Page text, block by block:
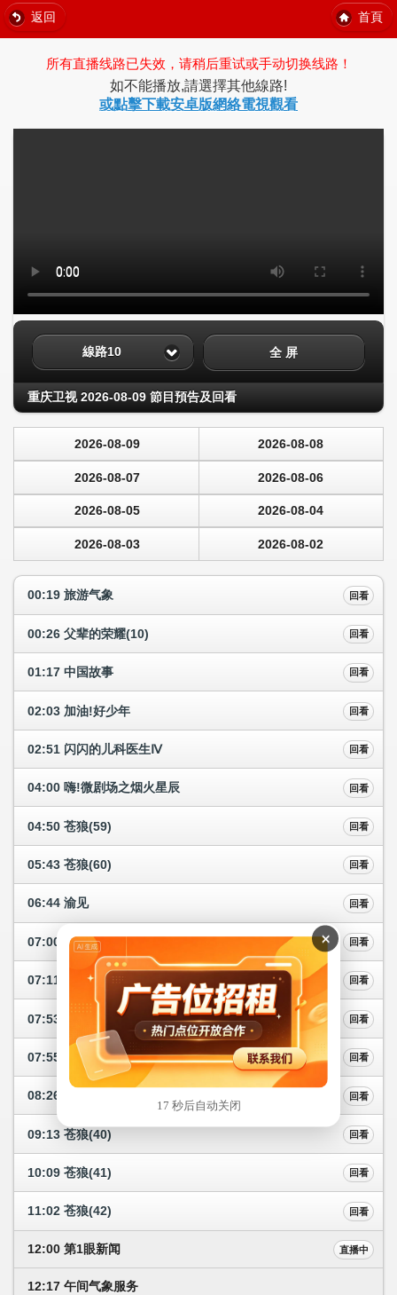
返回 首頁
所有直播线路已失效，请稍后重试或手动切换线路！
如不能播放,請選擇其他線路!
或點擊下載安卓版網絡電視觀看
線路10 全 屏
重庆卫视 2026-08-09 節目預告及回看
2026-08-09 2026-08-08
2026-08-07 2026-08-06
2026-08-05 2026-08-04
2026-08-03 2026-08-02
00:19 旅游气象 回看
00:26 父辈的荣耀(10) 回看
01:17 中国故事 回看
02:03 加油!好少年 回看
02:51 闪闪的儿科医生Ⅳ 回看
04:00 嗨!微剧场之烟火星辰 回看
04:50 苍狼(59) 回看
05:43 苍狼(60) 回看
06:44 渝见 回看
07:00 重庆第一眼 回看
07:11 中国故事 回看
07:53 早间气象 回看
07:55 加油!好少年 回看
08:26 苍狼(39) 回看
09:13 苍狼(40) 回看
10:09 苍狼(41) 回看
11:02 苍狼(42) 回看
12:00 第1眼新闻 直播中
12:17 午间气象服务
×
17 秒后自动关闭